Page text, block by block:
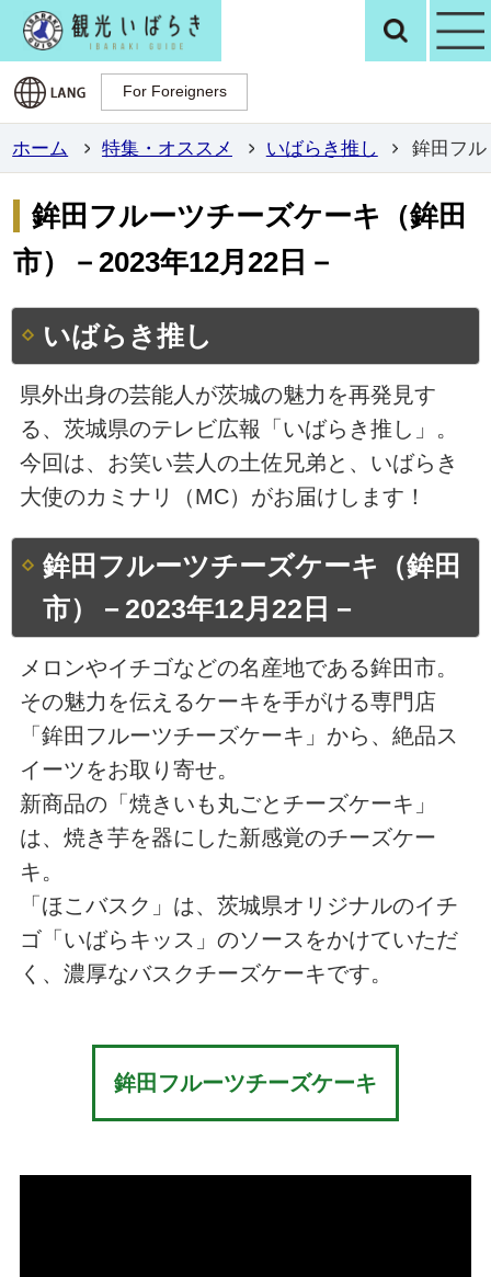
観光いばらき検
For Foreigners
For Foreigners
ホーム 特集・オススメ いばらき推し 鉾田フ
鉾田フルーツチーズケーキ（鉾田
市）－2023年12月22日－
いばらき推し
県外出身の芸能人が茨城の魅力を再発見す
る、茨城県のテレビ広報「いばらき推し」。
今回は、お笑い芸人の土佐兄弟と、いばらき
大使のカミナリ（MC）がお届けします！
鉾田フルーツチーズケーキ（鉾田
市）－2023年12月22日－
メロンやイチゴなどの名産地である鉾田市。
その魅力を伝えるケーキを手がける専門店
「鉾田フルーツチーズケーキ」から、絶品ス
イーツをお取り寄せ。
新商品の「焼きいも丸ごとチーズケーキ」
は、焼き芋を器にした新感覚のチーズケー
キ。
「ほこバスク」は、茨城県オリジナルのイチ
ゴ「いばらキッス」のソースをかけていただ
く、濃厚なバスクチーズケーキです。
鉾田フルーツチーズケーキ